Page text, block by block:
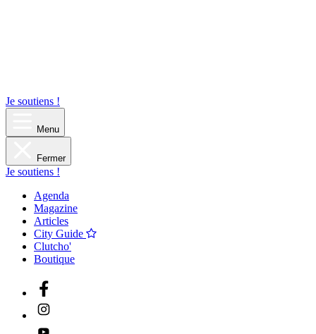
Je soutiens !
Menu
Fermer
Je soutiens !
Agenda
Magazine
Articles
City Guide
Clutcho'
Boutique